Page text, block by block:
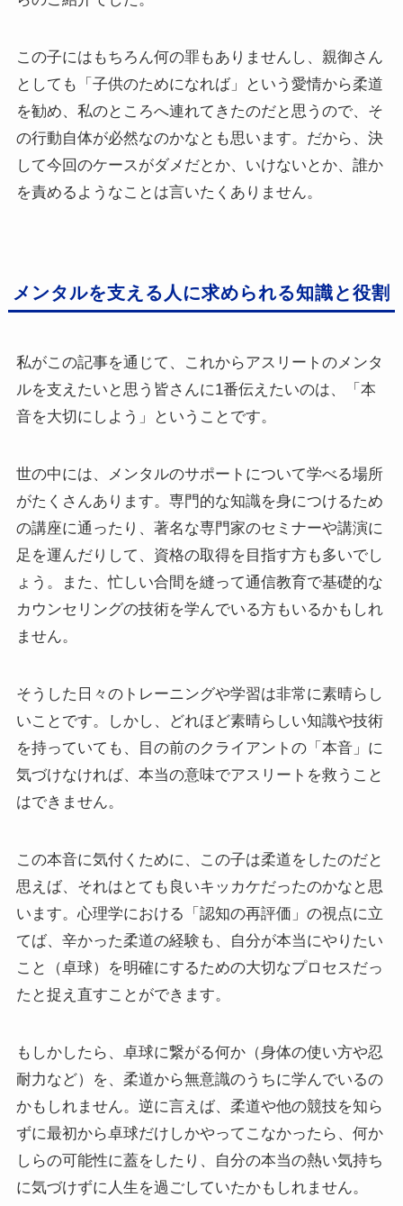
この子にはもちろん何の罪もありませんし、親御さん
としても「子供のためになれば」という愛情から柔道
を勧め、私のところへ連れてきたのだと思うので、そ
の行動自体が必然なのかなとも思います。だから、決
して今回のケースがダメだとか、いけないとか、誰か
を責めるようなことは言いたくありません。
メンタルを支える人に求められる知識と役割
私がこの記事を通じて、これからアスリートのメンタ
ルを支えたいと思う皆さんに1番伝えたいのは、「本
音を大切にしよう」ということです。
世の中には、メンタルのサポートについて学べる場所
がたくさんあります。専門的な知識を身につけるため
の講座に通ったり、著名な専門家のセミナーや講演に
足を運んだりして、資格の取得を目指す方も多いでし
ょう。また、忙しい合間を縫って通信教育で基礎的な
カウンセリングの技術を学んでいる方もいるかもしれ
ません。
そうした日々のトレーニングや学習は非常に素晴らし
いことです。しかし、どれほど素晴らしい知識や技術
を持っていても、目の前のクライアントの「本音」に
気づけなければ、本当の意味でアスリートを救うこと
はできません。
この本音に気付くために、この子は柔道をしたのだと
思えば、それはとても良いキッカケだったのかなと思
います。心理学における「認知の再評価」の視点に立
てば、辛かった柔道の経験も、自分が本当にやりたい
こと（卓球）を明確にするための大切なプロセスだっ
たと捉え直すことができます。
もしかしたら、卓球に繋がる何か（身体の使い方や忍
耐力など）を、柔道から無意識のうちに学んでいるの
かもしれません。逆に言えば、柔道や他の競技を知ら
ずに最初から卓球だけしかやってこなかったら、何か
しらの可能性に蓋をしたり、自分の本当の熱い気持ち
に気づけずに人生を過ごしていたかもしれません。